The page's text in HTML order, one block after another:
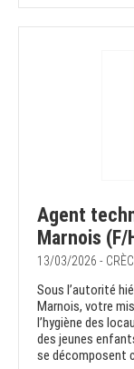
Agent
Marnois (F/
13/03/2026 -
Sous l’autorité
Marnois, votre
l’hygiène des
des jeunes
se décomposent